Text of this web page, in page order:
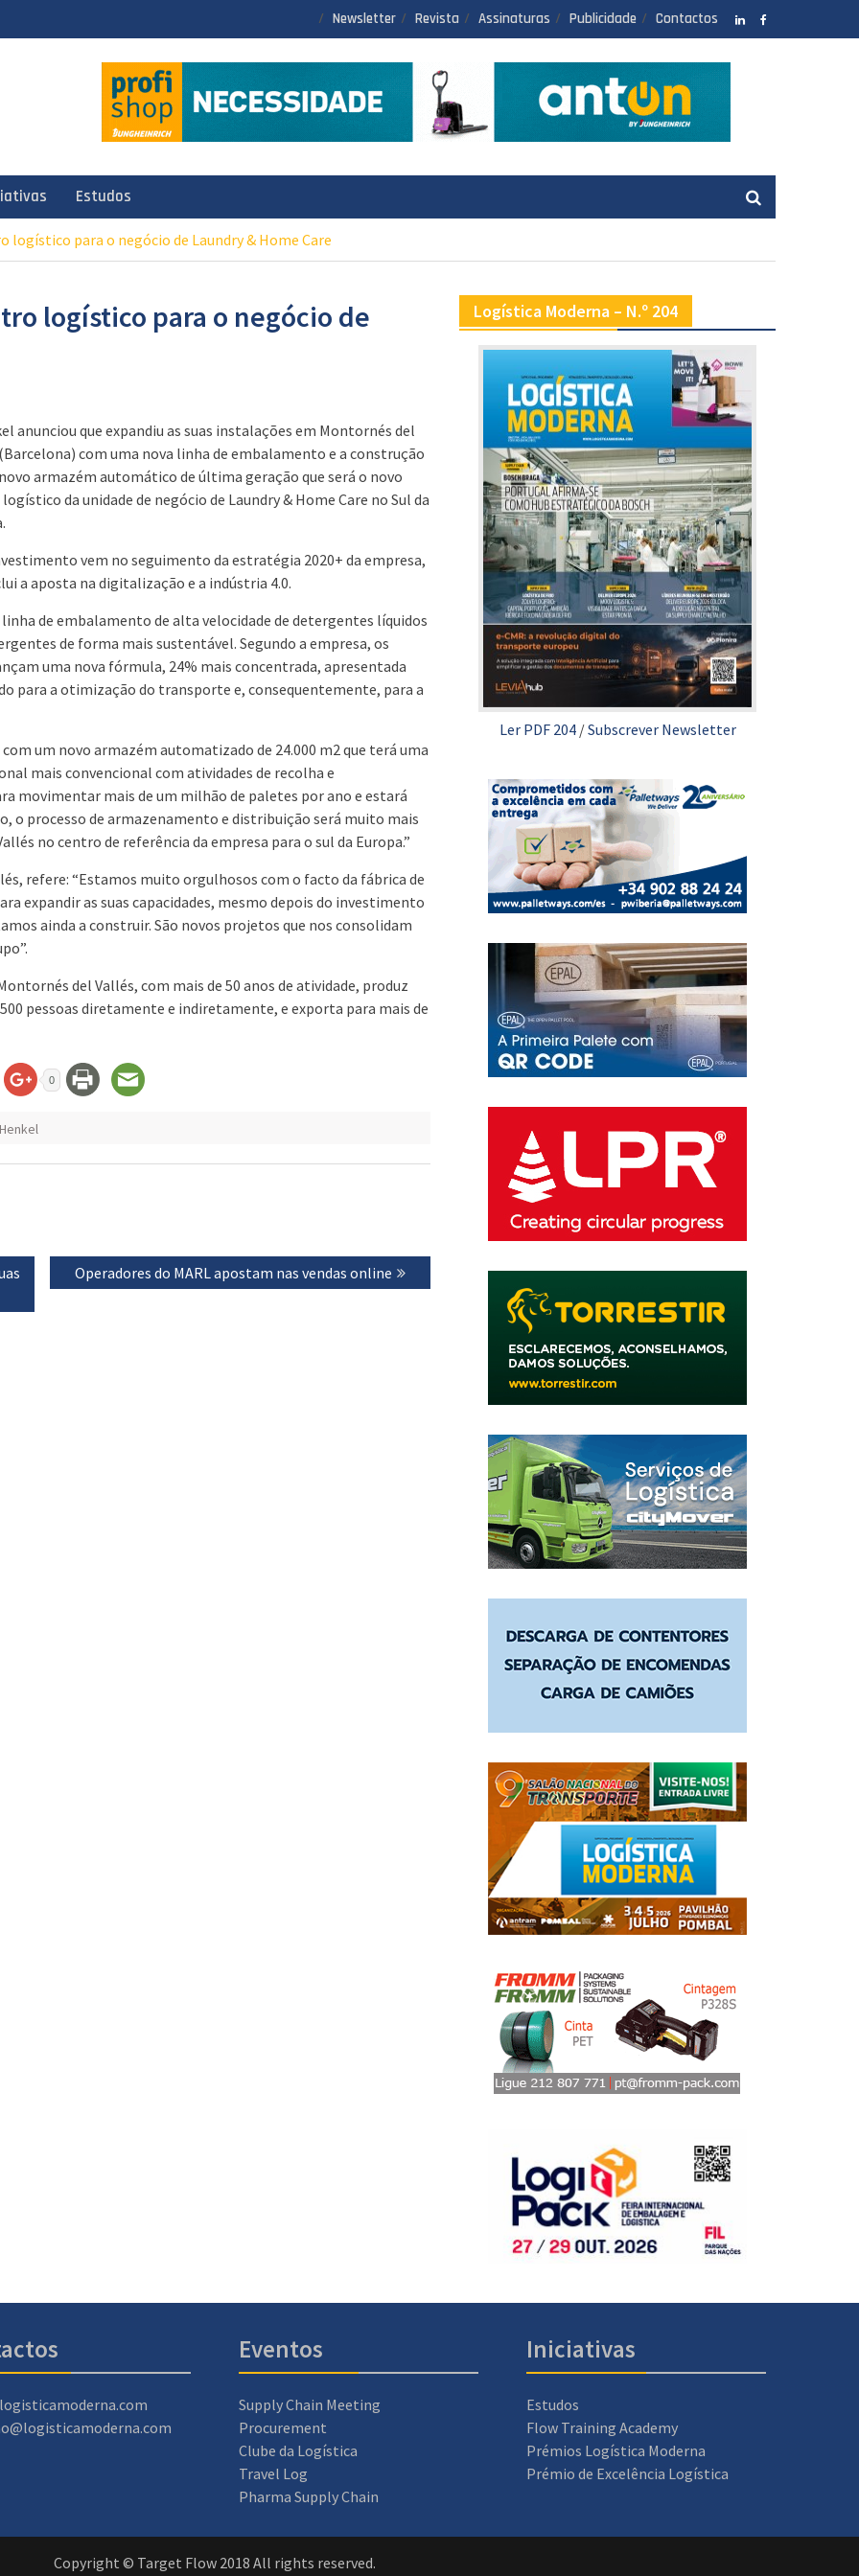
Newsletter Revista Assinaturas Publicidade Contactos
Estudos
logístico para o negócio de Laundry & Home Care
logístico para o negócio de
anunciou que expandiu as suas instalações em Montornés del
com uma nova linha de embalamento e a construção
armazém automático de última geração que será o novo
da unidade de negócio de Laundry & Home Care no Sul da
vem no seguimento da estratégia 2020+ da empresa,
a aposta na digitalização e a indústria 4.0.
linha de embalamento de alta velocidade de detergentes líquidos
de forma mais sustentável. Segundo a empresa, os
uma nova fórmula, 24% mais concentrada, apresentada
para a otimização do transporte e, consequentemente, para a
um novo armazém automatizado de 24.000 m2 que terá uma
mais convencional com atividades de recolha e
movimentar mais de um milhão de paletes por ano e estará
o processo de armazenamento e distribuição será muito mais
no centro de referência da empresa para o sul da Europa.”
refere: “Estamos muito orgulhosos com o facto da fábrica de
expandir as suas capacidades, mesmo depois do investimento
ainda a construir. São novos projetos que nos consolidam
del Vallés, com mais de 50 anos de atividade, produz
pessoas diretamente e indiretamente, e exporta para mais de
0
Henkel
Next
post:
Operadores do MARL apostam nas vendas online
Logística Moderna – N.º 204
Ler PDF 204/Subscrever Newsletter
Eventos
Supply Chain Meeting
Procurement
Clube da Logística
Travel Log
Pharma Supply Chain
Iniciativas
Estudos
Flow Training Academy
Prémios Logística Moderna
Prémio de Excelência Logística
Copyright © Target Flow 2018 All rights reserved.